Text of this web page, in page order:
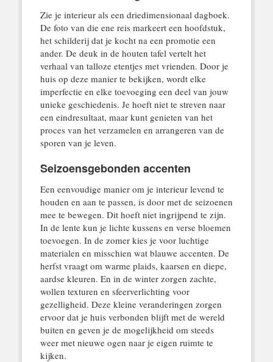
Zie je interieur als een driedimensionaal dagboek.
De foto van die ene reis markeert een hoofdstuk,
het schilderij dat je kocht na een promotie een
ander. De deuk in de houten tafel vertelt het
verhaal van talloze etentjes met vrienden. Door je
huis op deze manier te bekijken, wordt elke
imperfectie en elke toevoeging een deel van jouw
unieke geschiedenis. Je hoeft niet te streven naar
een eindresultaat, maar kunt genieten van het
proces van het verzamelen en arrangeren van de
sporen van je leven.
Seizoensgebonden accenten
Een eenvoudige manier om je interieur levend te
houden en aan te passen, is door met de seizoenen
mee te bewegen. Dit hoeft niet ingrijpend te zijn.
In de lente kun je lichte kussens en verse bloemen
toevoegen. In de zomer kies je voor luchtige
materialen en misschien wat blauwe accenten. De
herfst vraagt om warme plaids, kaarsen en diepe,
aardse kleuren. En in de winter zorgen zachte,
wollen texturen en sfeerverlichting voor
gezelligheid. Deze kleine veranderingen zorgen
ervoor dat je huis verbonden blijft met de wereld
buiten en geven je de mogelijkheid om steeds
weer met nieuwe ogen naar je eigen ruimte te
kijken.